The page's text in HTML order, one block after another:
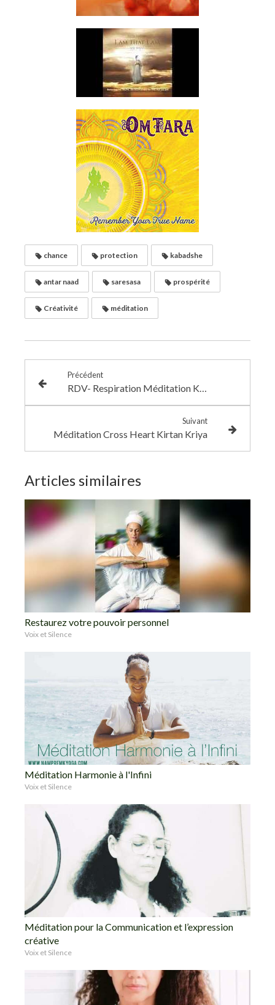
chance protection kabadshe
antar naad saresasa prospérité
Créativité méditation
Précédent
RDV- Respiration Méditation Kundalini Yoga Lundi, mardi, vendredi, dimanche #zoom (gratuit/donation)
Suivant
Méditation Cross Heart Kirtan Kriya
Articles similaires
Restaurez votre pouvoir personnel
Voix et Silence
Méditation Harmonie à l'Infini
Voix et Silence
Méditation pour la Communication et l’expression
créative
Voix et Silence